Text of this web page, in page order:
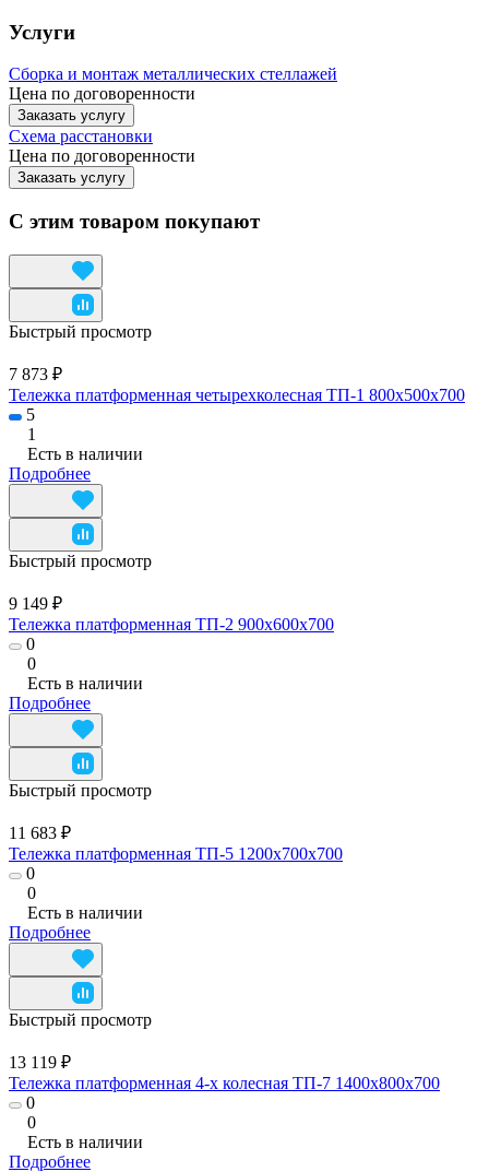
Услуги
Сборка и монтаж металлических стеллажей
Цена по договоренности
Заказать услугу
Схема расстановки
Цена по договоренности
Заказать услугу
С этим товаром покупают
Быстрый просмотр
7 873 ₽
Тележка платформенная четырехколесная ТП-1 800x500x700
5
1
Есть в наличии
Подробнее
Быстрый просмотр
9 149 ₽
Тележка платформенная ТП-2 900x600x700
0
0
Есть в наличии
Подробнее
Быстрый просмотр
11 683 ₽
Тележка платформенная ТП-5 1200x700x700
0
0
Есть в наличии
Подробнее
Быстрый просмотр
13 119 ₽
Тележка платформенная 4-х колесная ТП-7 1400x800x700
0
0
Есть в наличии
Подробнее